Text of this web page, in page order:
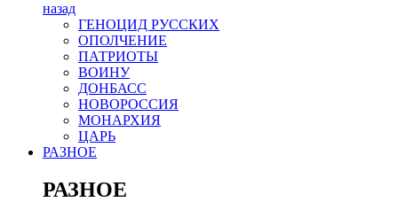
назад
ГЕНОЦИД РУССКИХ
ОПОЛЧЕНИЕ
ПАТРИОТЫ
ВОИНУ
ДОНБАСС
НОВОРОССИЯ
МОНАРХИЯ
ЦАРЬ
РАЗНОЕ
РАЗНОЕ